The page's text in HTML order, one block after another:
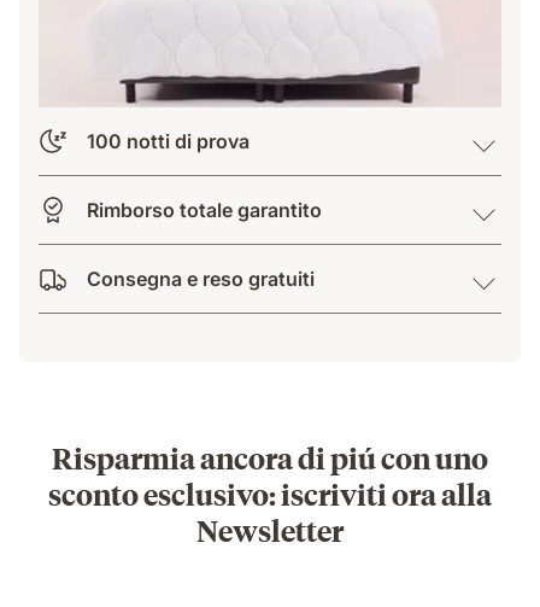
100 notti di prova
Rimborso totale garantito
Consegna e reso gratuiti
Risparmia ancora di piú con uno
sconto esclusivo: iscriviti ora alla
Newsletter